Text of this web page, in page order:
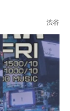
渋谷